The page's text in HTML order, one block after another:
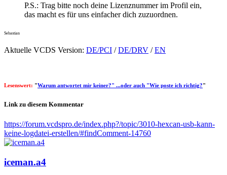
P.S.: Trag bitte noch deine Lizenznummer im Profil ein,
das macht es für uns einfacher dich zuzuordnen.
Sebastian
Aktuelle VCDS Version: DE/PCI /DE/DRV /EN
Lesenswert: "Warum antwortet mir keiner?" ...oder auch "Wie poste ich richtig?"
Link zu diesem Kommentar
https://forum.vcdspro.de/index.php?/topic/3010-hexcan-usb-kann-
keine-logdatei-erstellen/#findComment-14760
iceman.a4